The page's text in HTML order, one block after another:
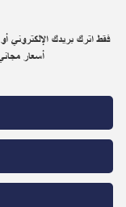
فقط اترك بريدك
أسعار